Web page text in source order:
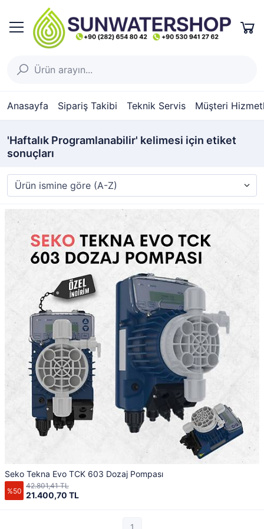
Anasayfa Sipariş Takibi Teknik Servis Müşteri
'Haftalık Programlanabilir' kelimesi için etiket
sonuçları
Seko Tekna Evo TCK 603 Dozaj Pompası
%50 21.400,70 TL
42.801,41 TL
1